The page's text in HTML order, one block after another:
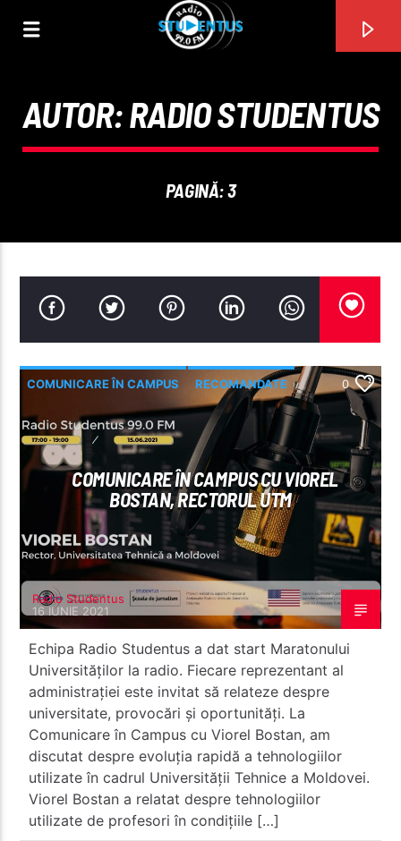
TITLU
ARTIST
Radio Studentus
AUTOR:RADIO STUDENTUS
PAGINĂ: 3
COMUNICARE ÎN CAMPUS RECOMANDATE 0
COMUNICARE ÎN CAMPUS CU VIOREL
BOSTAN, RECTORUL UTM
Radio Studentus
16 IUNIE 2021
Echipa Radio Studentus a dat start Maratonului
Universităților la radio. Fiecare reprezentant al
administrației este invitat să relateze despre
universitate, provocări și oportunități. La
Comunicare în Campus cu Viorel Bostan, am
discutat despre evoluția rapidă a tehnologiilor
utilizate în cadrul Universității Tehnice a Moldovei.
Viorel Bostan a relatat despre tehnologiilor
utilizate de profesori în condițiile […]